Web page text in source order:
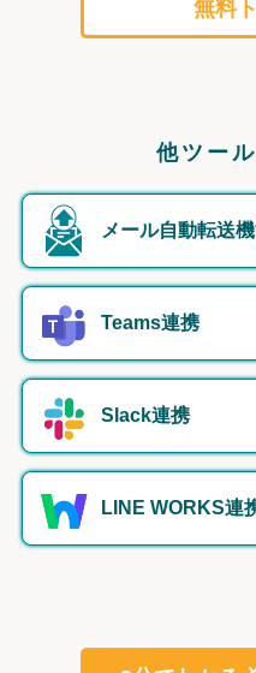
無料
他ツー
メール自動転送
Teams連携
Slack連携
LINE WORKS連